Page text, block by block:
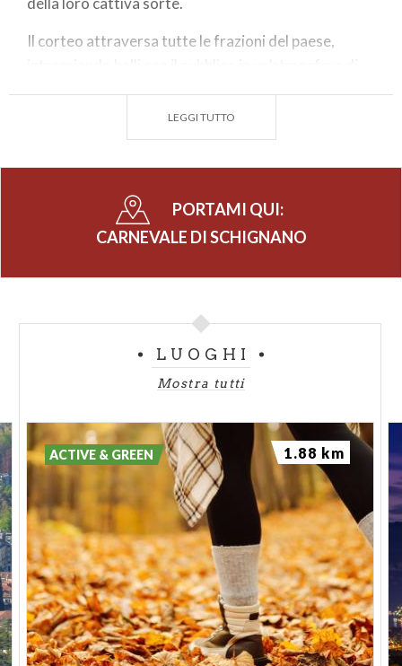
Il corteo attraversa tutte le frazioni del paese,
nella piazza del paese, viene bruciato un fantoccio,
segnando l’inizio della Quaresima.
carnevaledischignano.it
LEGGI TUTTO
PORTAMI QUI:
CARNEVALE DI SCHIGNANO
LUOGHI
Mostra tutti
ACTIVE & GREEN 1.88 km